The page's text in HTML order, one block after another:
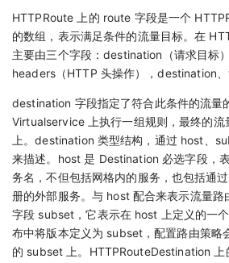
HTTPRoute 上的 route 字段是一个
的数组，表示满足条件的流量目标。在
主要由三个字段：destination（请求目标
headers（HTTP 头操作），destination、
destination 字段指定了符合此条件的流量
Virtualservice 上执行一组规则，最终的流
上。destination 类型结构，通过 host、
来描述。host 是 Destination 必选字段，
务名，不但包括网格内的服务，也包括通
册的外部服务。与 host 配合来表示流量路
字段 subset，它表示在 host 上定义的一
布中将版本定义为 subset，配置路由策略
的 subset 上。HTTPRouteDestination 上